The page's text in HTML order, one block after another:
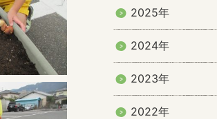
2025年
2024年
2023年
2022年